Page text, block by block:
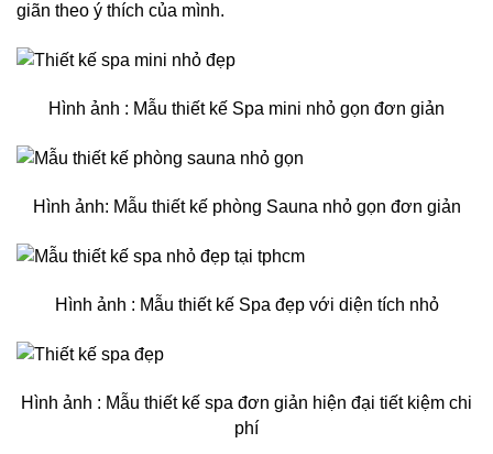
giãn theo ý thích của mình.
Hình ảnh : Mẫu thiết kế Spa mini nhỏ gọn đơn giản
Hình ảnh: Mẫu thiết kế phòng Sauna nhỏ gọn đơn giản
Hình ảnh : Mẫu thiết kế Spa đẹp với diện tích nhỏ
Hình ảnh : Mẫu thiết kế spa đơn giản hiện đại tiết kiệm chi
phí